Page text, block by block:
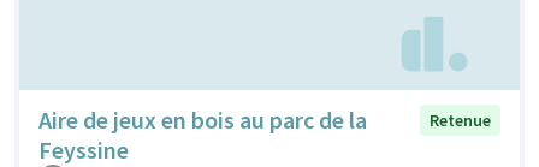
Aire de jeux en bois au parc de la
Feyssine
Retenue